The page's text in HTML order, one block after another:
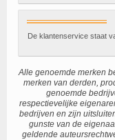
De klantenservice staat
Alle genoemde merken
merken van derden,
genoemde
respectievelijke
bedrijven en zijn
gunste van de
geldende